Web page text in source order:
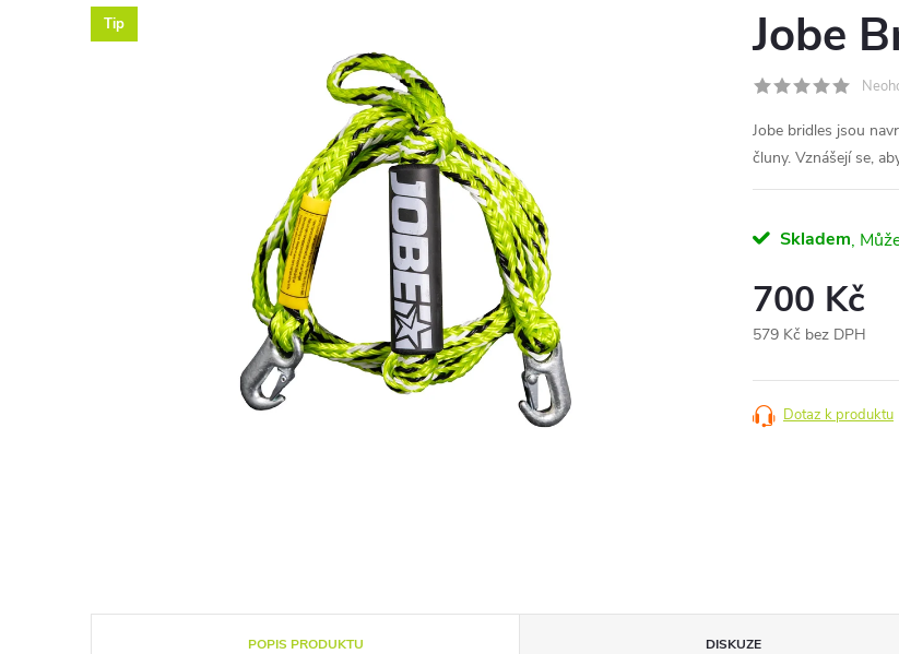
Tip Jobe
Jobe bridles jsou
čluny. Vznášejí se,
Skladem
700 Kč
579 Kč bez DPH
cena:
Dotaz k produktu
POPIS PRODUKTU DISKUZE